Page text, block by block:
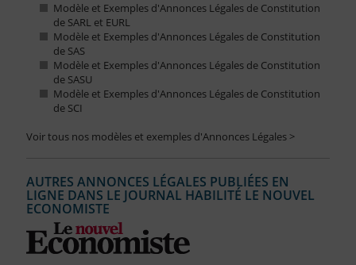
Modèle et Exemples d'Annonces Légales de Constitution
de SARL et EURL
Modèle et Exemples d'Annonces Légales de Constitution
de SAS
Modèle et Exemples d'Annonces Légales de Constitution
de SASU
Modèle et Exemples d'Annonces Légales de Constitution
de SCI
Voir tous nos modèles et exemples d'Annonces Légales >
AUTRES ANNONCES LÉGALES PUBLIÉES EN
LIGNE DANS LE JOURNAL HABILITÉ LE NOUVEL
ECONOMISTE